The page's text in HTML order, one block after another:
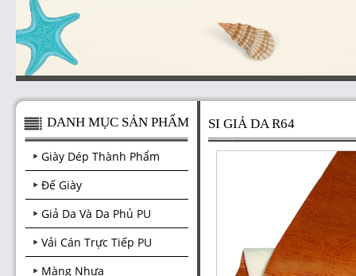
DANH MỤC SẢN PHẨM
Giày Dép Thành Phẩm
Đế Giày
Giả Da Và Da Phủ PU
Vải Cán Trực Tiếp PU
Màng Nhựa
SI GIẢ DA R64